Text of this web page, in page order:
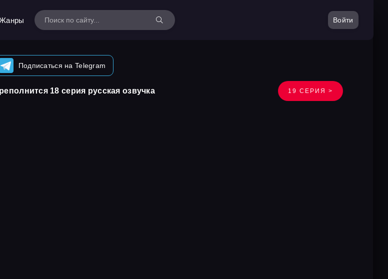
Войти
Подписаться на Telegram
18 серия русская озвучка 19 СЕРИЯ >